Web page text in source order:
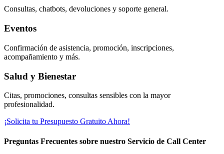
Consultas, chatbots, devoluciones y soporte general.
Eventos
Confirmación de asistencia, promoción, inscripciones,
acompañamiento y más.
Salud y Bienestar
Citas, promociones, consultas sensibles con la mayor
profesionalidad.
¡Solicita tu Presupuesto Gratuito Ahora!
Preguntas Frecuentes sobre nuestro Servicio de Call Center